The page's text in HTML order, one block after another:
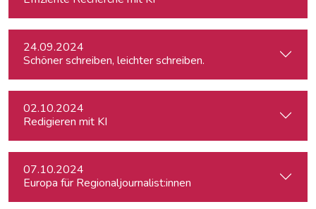
24.09.2024
Schöner schreiben, leichter schreiben.
02.10.2024
Redigieren mit KI
07.10.2024
Europa für Regionaljournalist:innen